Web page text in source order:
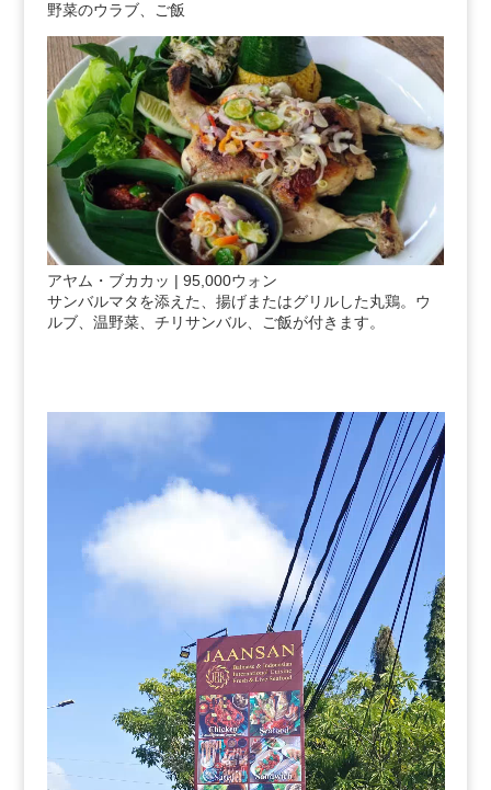
野菜のウラブ、ご飯
アヤム・ブカカッ | 95,000ウォン
サンバルマタを添えた、揚げまたはグリルした丸鶏。ウ
ルブ、温野菜、チリサンバル、ご飯が付きます。